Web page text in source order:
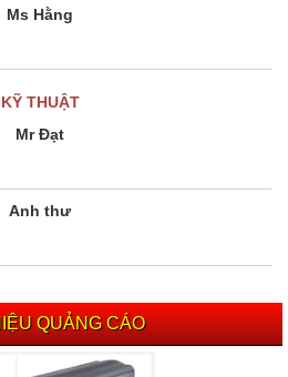
Ms Hằng
KỸ THUẬT
Mr Đạt
Anh thư
QUẢNG CÁO